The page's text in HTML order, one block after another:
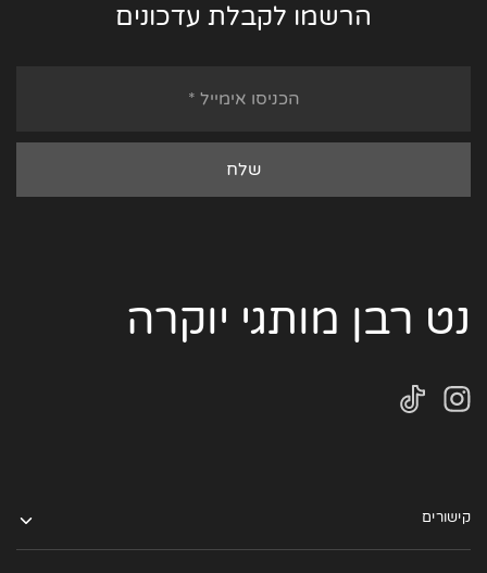
הרשמו לקבלת עדכונים
נט רבן מותגי יוקרה
קישורים